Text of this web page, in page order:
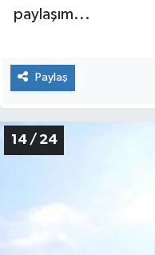
Bizler kısa tatil
eğlence hiçbir
isterse, istedikleri an
yaparken sosyal
geri kalmıyorlar
zenginliklerini
çılgın
İşte zenginliğin